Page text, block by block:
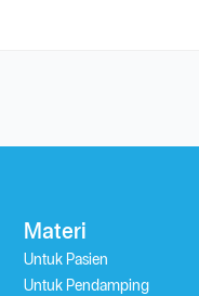
Materi
Untuk Pasien
Untuk Pendamping